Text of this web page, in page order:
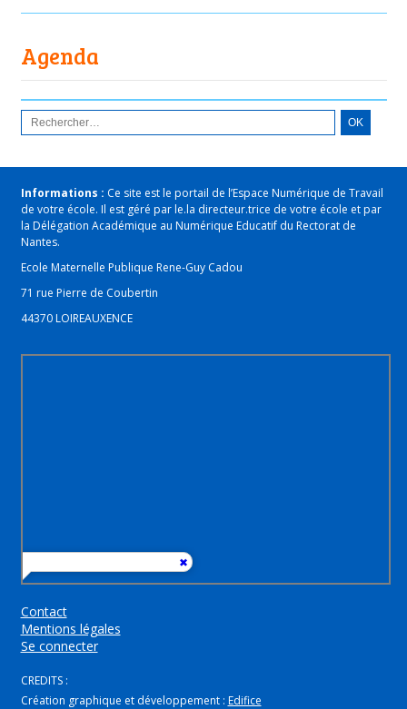
Agenda
Informations : Ce site est le portail de l’Espace Numérique de Travail
de votre école. Il est géré par le.la directeur.trice de votre école et par
la Délégation Académique au Numérique Educatif du Rectorat de
Nantes.
Ecole Maternelle Publique Rene-Guy Cadou
71 rue Pierre de Coubertin
44370 LOIREAUXENCE
Contact
Mentions légales
Se connecter
CREDITS :
Création graphique et développement : Edifice